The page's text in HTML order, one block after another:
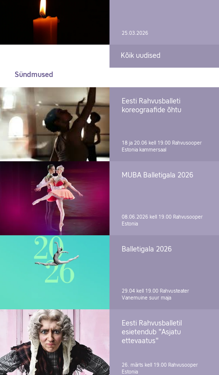
25.03.2026
Kõik uudised
Sündmused
Eesti Rahvusballeti
koreograafide õhtu
18 ja 20.06 kell 19.00 Rahvusooper
Estonia kammersaal
MUBA Balletigala 2026
08.06.2026 kell 19.00 Rahvusooper
Estonia
Balletigala 2026
29.04 kell 19.00 Rahvusteater
Vanemuine suur maja
Eesti Rahvusballetil
esietendub "Asjatu
ettevaatus"
26. märts kell 19.00 Rahvusooper
Estonia